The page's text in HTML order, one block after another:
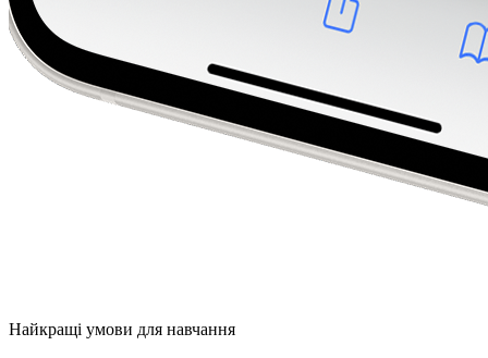
Найкращі умови для навчання